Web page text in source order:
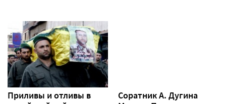
Приливы и отливы в
Соратник А. Дугина